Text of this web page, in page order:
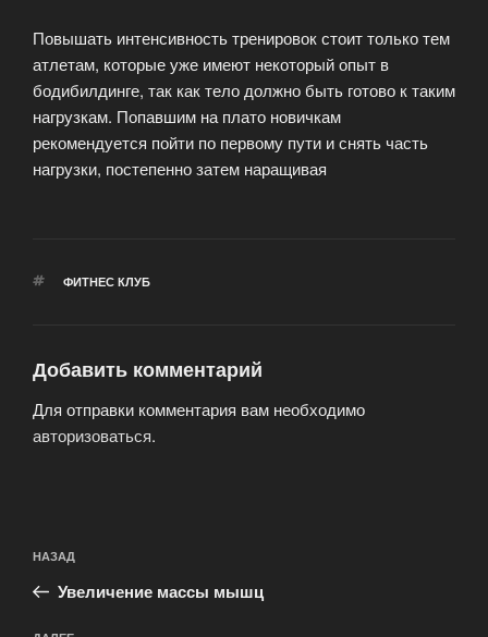
Повышать интенсивность тренировок стоит только тем
атлетам, которые уже имеют некоторый опыт в
бодибилдинге, так как тело должно быть готово к таким
нагрузкам. Попавшим на плато новичкам
рекомендуется пойти по первому пути и снять часть
нагрузки, постепенно затем наращивая
МЕТКИ
ФИТНЕС КЛУБ
Добавить комментарий
Для отправки комментария вам необходимо
авторизоваться.
по
записям
Предыдущая
запись:
НАЗАД
Увеличение массы мышц